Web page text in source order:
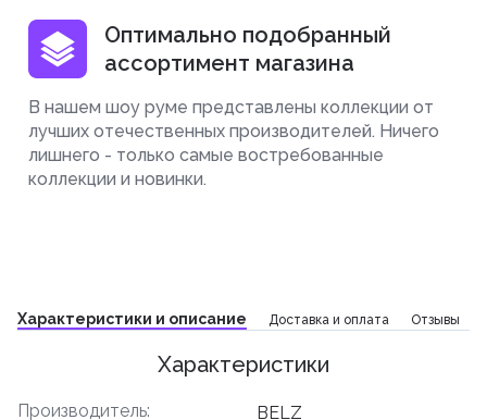
Оптимально подобранный
ассортимент магазина
В нашем шоу руме представлены коллекции от
лучших отечественных производителей. Ничего
лишнего - только самые востребованные
коллекции и новинки.
Характеристики и описание Доставка и оплата Отзывы
Характеристики
Производитель: BELZ